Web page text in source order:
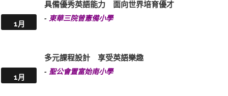
1月
具備優秀英語能力 面向世界培育優才
- 東華三院曾憲備小學
1月
多元課程設計 享受英語樂趣
- 聖公會置富始南小學